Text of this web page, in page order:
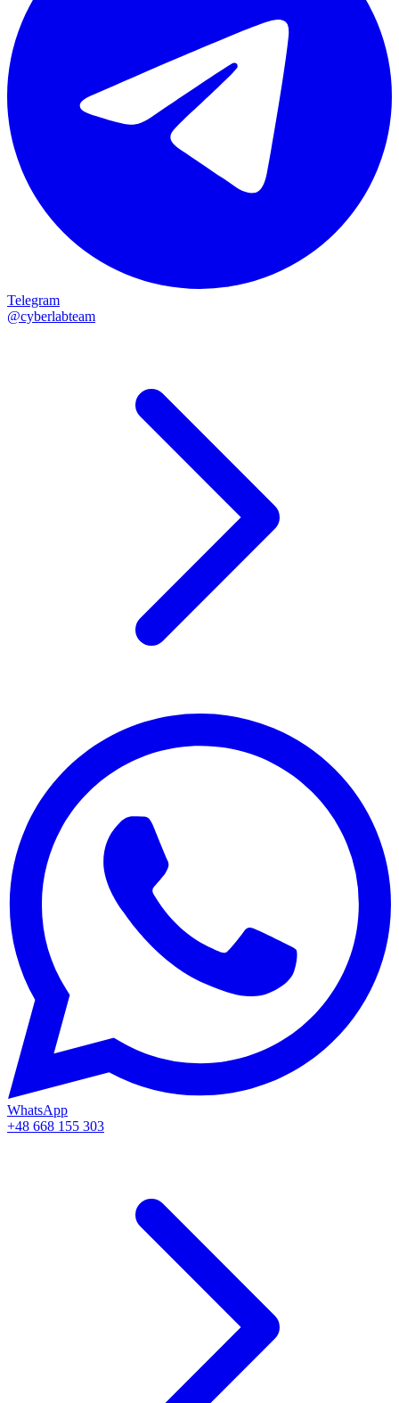
Telegram
@cyberlabteam
WhatsApp
+48 668 155 303